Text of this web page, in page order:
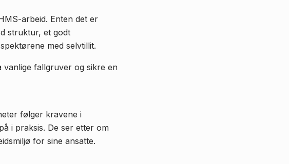
arbeid. Enten det er
struktur, et godt
med selvtillit.
vanlige fallgruver og sikre en
følger kravene i
i praksis. De ser etter om
for sine ansatte.